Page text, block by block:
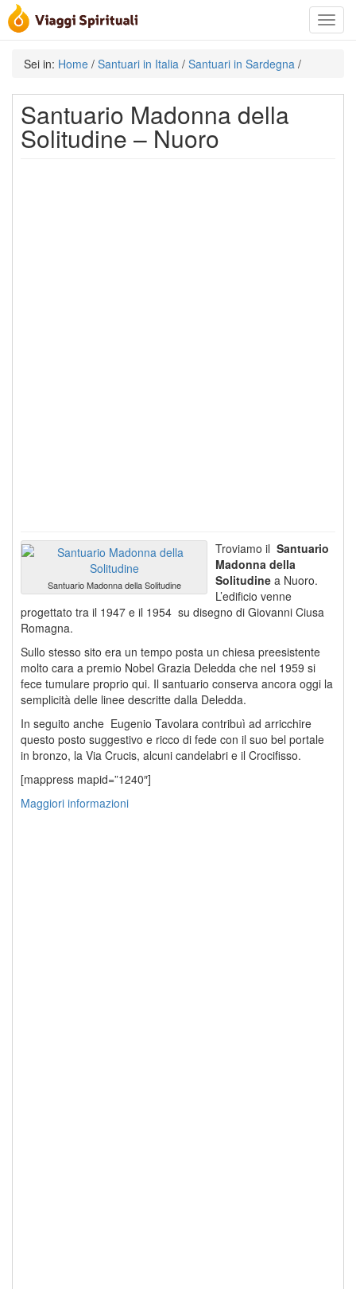
Toggle
Sei in: Home / Santuari in Italia / Santuari in Sardegna /
Santuario Madonna della
Solitudine – Nuoro
Santuario Madonna della Solitudine
Troviamo il Santuario
Madonna della
Solitudine a Nuoro.
L’edificio venne
progettato tra il 1947 e il 1954 su disegno di Giovanni Ciusa
Romagna.
Sullo stesso sito era un tempo posta un chiesa preesistente
molto cara a premio Nobel Grazia Deledda che nel 1959 si
fece tumulare proprio qui. Il santuario conserva ancora oggi la
semplicità delle linee descritte dalla Deledda.
In seguito anche Eugenio Tavolara contribuì ad arricchire
questo posto suggestivo e ricco di fede con il suo bel portale
in bronzo, la Via Crucis, alcuni candelabri e il Crocifisso.
[mappress mapid=”1240″]
Maggiori informazioni